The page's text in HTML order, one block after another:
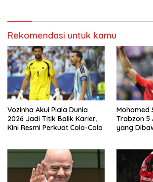
Rekomendasi untuk kamu
Vozinha Akui Piala Dunia
2026 Jadi Titik Balik Karier,
Kini Resmi Perkuat Colo-Colo
Mohamed
Trabzon 5
yang